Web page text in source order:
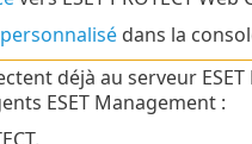
dans la
déjà au serveur
ESET Management :